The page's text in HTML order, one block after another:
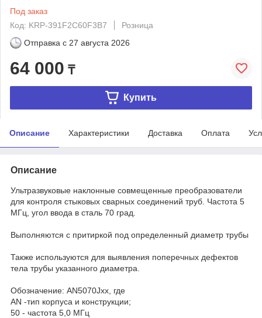
Под заказ
Код: KRP-391F2C60F3B7
Розница
Отправка с 27 августа 2026
64 000 ₸
Купить
Описание Характеристики Доставка Оплата
Описание
Ультразвуковые наклонные совмещенные преобразователи
для контроля стыковых сварных соединений труб. Частота 5
МГц, угол ввода в сталь 70 град.
Выполняются с притиркой под определенный диаметр трубы
Также используются для выявления поперечных дефектов
тела трубы указанного диаметра.
Обозначение: AN5070Jxx, где
AN -тип корпуса и конструкции;
50 - частота 5,0 МГц